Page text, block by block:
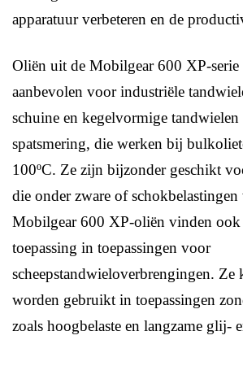
apparatuur verbeteren en de
Oliën uit de Mobilgear 600 XP-serie
aanbevolen voor industriële
schuine en kegelvormige
spatsmering, die werken bij
100ºC. Ze zijn bijzonder geschikt
die onder zware of schokbelastingen
Mobilgear 600 XP-oliën vinden ook
toepassing in toepassingen voor
scheepstandwieloverbrengingen. Ze
worden gebruikt in toepassingen
zoals hoogbelaste en langzame glij-